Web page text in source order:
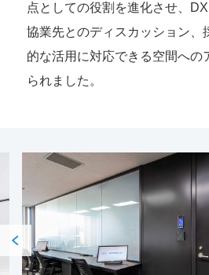
点としての役割を進化させ、
協業先とのディスカッション、
的な活用に対応できる空間への
られました。
Previous